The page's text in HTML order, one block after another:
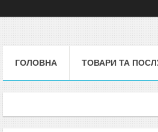
ГОЛОВНА ТОВАРИ ТА